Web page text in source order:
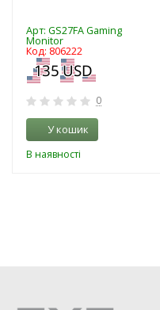
Арт: GS27FA Gaming
Monitor
Код: 806222
0
У кошик
В наявності